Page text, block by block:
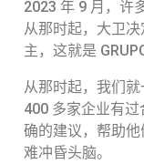
2023 年 9 月，许
从那时起，大卫
主，这就是
从那时起，我们
400 多家企业有
确的建议，帮助
难冲昏头脑。